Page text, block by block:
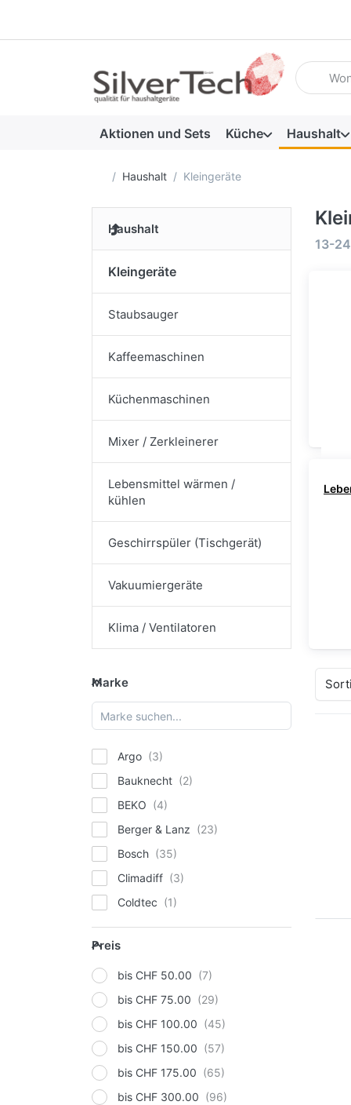
Geben
Aktionen und Sets Küche Haushalt
Startseite
Haushalt Kleingeräte
Haushalt
Kleingeräte
Staubsauger
Kaffeemaschinen
Küchenmaschinen
Mixer / Zerkleinerer
Lebensmittel wärmen /
kühlen
Geschirrspüler (Tischgerät)
Vakuumiergeräte
Klima / Ventilatoren
Marke
Marke
Argo
Bauknecht
BEKO
Berger & Lanz
Bosch
Climadiff
Coldtec
ECOVACS
Electrolux
Eurom
Kibernetik
Kärcher
Miele
Nanyo
Philips
Preis
Preis
bis CHF 50.00
bis CHF 75.00
bis CHF 100.00
bis CHF 150.00
bis CHF 175.00
bis CHF 300.00
13-24